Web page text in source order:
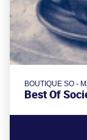
BOUTIQUE SO -
Best Of